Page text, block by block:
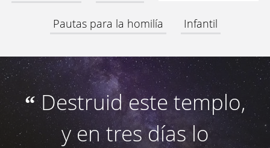
Pautas para la homilía Infantil
“Destruid este templo,
y en tres días lo